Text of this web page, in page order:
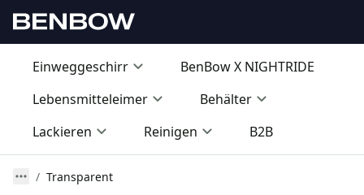
Einweggeschirr
BenBow X NIGHTRIDE
Lebensmitteleimer
Behälter
Lackieren
Reinigen B2B
Transparent